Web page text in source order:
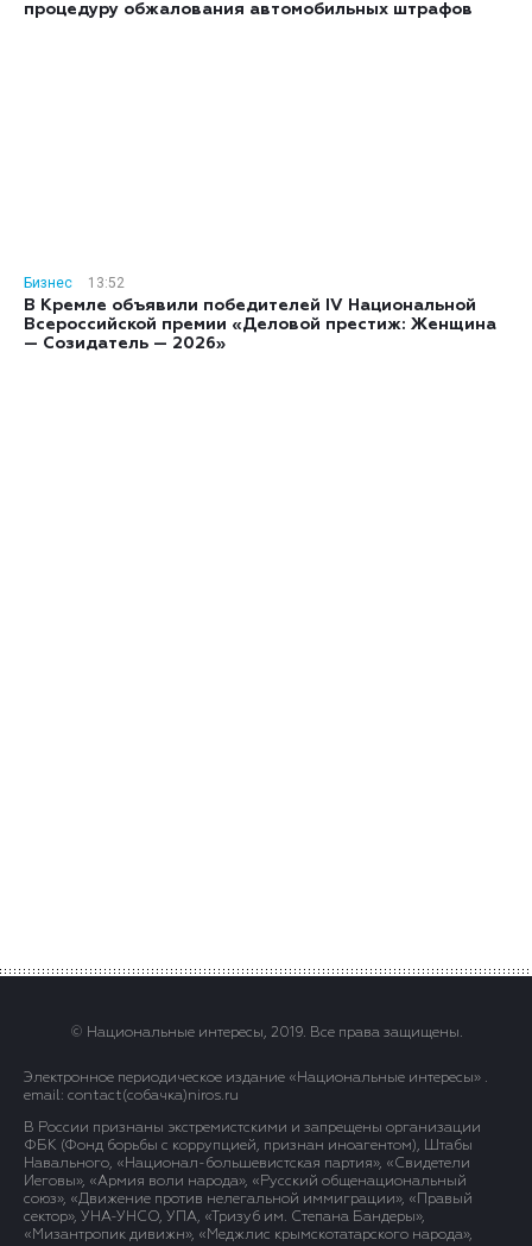
процедуру обжалования автомобильных штрафов
Бизнес
13:52
В Кремле объявили победителей IV Национальной
Всероссийской премии «Деловой престиж: Женщина
— Созидатель — 2026»
© Национальные интересы, 2019. Все права защищены.
Электронное периодическое издание «Национальные интересы» .
email: contact(сoбaчка)niros.ru
В России признаны экстремистскими и запрещены организации
ФБК (Фонд борьбы с коррупцией, признан иноагентом), Штабы
Навального, «Национал-большевистская партия», «Свидетели
Иеговы», «Армия воли народа», «Русский общенациональный
союз», «Движение против нелегальной иммиграции», «Правый
сектор», УНА-УНСО, УПА, «Тризуб им. Степана Бандеры»,
«Мизантропик дивижн», «Меджлис крымскотатарского народа»,